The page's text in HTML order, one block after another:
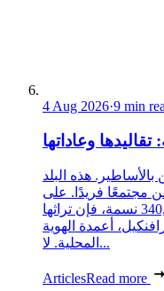
4 Aug 2026·9 min
وعاداتها
هذه البلد
مجتمعًا فريدًا. على
الرغم من عدد سكانها الذي يبلغ حوالي 340,000 نسمة، فإن تراثها
أعمدة الهوية
المحلية. لا...
ArticlesRead more